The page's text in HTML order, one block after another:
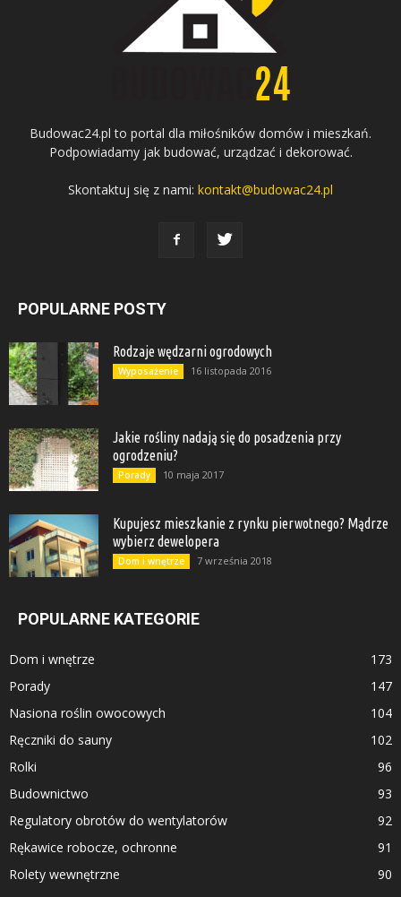
Budowac24.pl to portal dla miłośników domów i mieszkań.
Podpowiadamy jak budować, urządzać i dekorować.
Skontaktuj się z nami: kontakt@budowac24.pl
POPULARNE POSTY
Rodzaje wędzarni ogrodowych
Wyposażenie 16 listopada 2016
Jakie rośliny nadają się do posadzenia przy
ogrodzeniu?
Porady 10 maja 2017
Kupujesz mieszkanie z rynku pierwotnego? Mądrze
wybierz dewelopera
Dom i wnętrze 7 września 2018
POPULARNE KATEGORIE
Dom i wnętrze
173
Porady
147
Nasiona roślin owocowych
104
Ręczniki do sauny
102
Rolki
96
Budownictwo
93
Regulatory obrotów do wentylatorów
92
Rękawice robocze, ochronne
91
Rolety wewnętrzne
90